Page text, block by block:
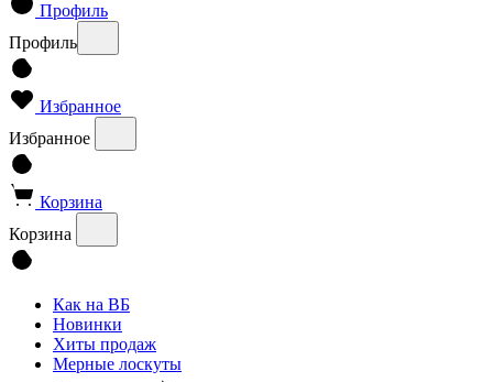
Профиль
Профиль
Избранное
Избранное
Корзина
Корзина
Как на ВБ
Новинки
Хиты продаж
Мерные лоскуты